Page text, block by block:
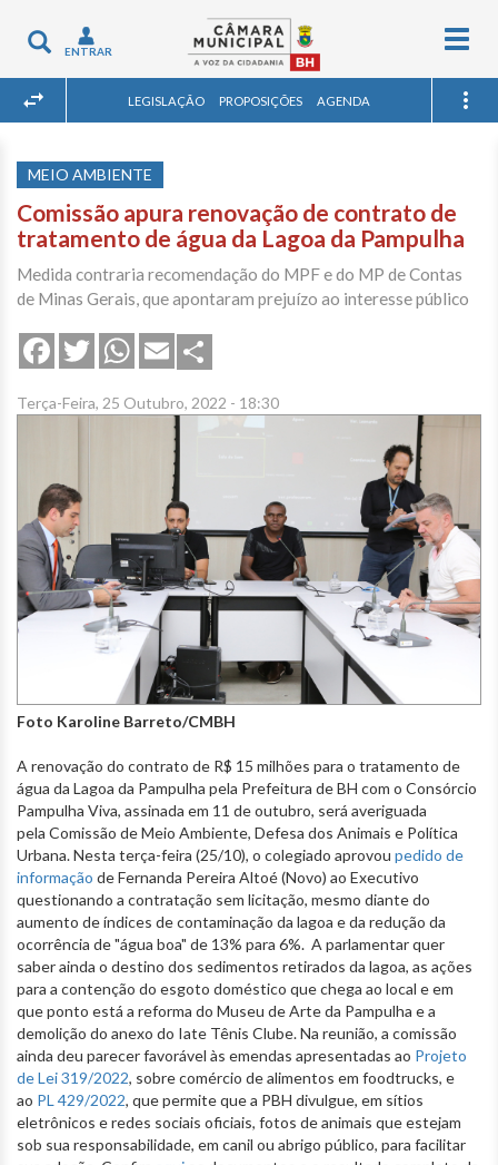
Toggle
navigation
ENTRAR
LEGISLAÇÃO PROPOSIÇÕES AGENDA
MEIO AMBIENTE
Comissão apura renovação de contrato de
tratamento de água da Lagoa da Pampulha
Medida contraria recomendação do MPF e do MP de Contas
de Minas Gerais, que apontaram prejuízo ao interesse público
FacebookTwitterWhatsApp
Email
Terça-Feira, 25 Outubro, 2022 - 18:30
Foto Karoline Barreto/CMBH
A renovação do contrato de R$ 15 milhões para o tratamento de
água da Lagoa da Pampulha pela Prefeitura de BH com o Consórcio
Pampulha Viva, assinada em 11 de outubro, será averiguada
pela Comissão de Meio Ambiente, Defesa dos Animais e Política
Urbana. Nesta terça-feira (25/10), o colegiado aprovou pedido de
informação de Fernanda Pereira Altoé (Novo) ao Executivo
questionando a contratação sem licitação, mesmo diante do
aumento de índices de contaminação da lagoa e da redução da
ocorrência de "água boa" de 13% para 6%. A parlamentar quer
saber ainda o destino dos sedimentos retirados da lagoa, as ações
para a contenção do esgoto doméstico que chega ao local e em
que ponto está a reforma do Museu de Arte da Pampulha e a
demolição do anexo do Iate Tênis Clube. Na reunião, a comissão
ainda deu parecer favorável às emendas apresentadas ao Projeto
de Lei 319/2022, sobre comércio de alimentos em foodtrucks, e
ao PL 429/2022, que permite que a PBH divulgue, em sítios
eletrônicos e redes sociais oficiais, fotos de animais que estejam
sob sua responsabilidade, em canil ou abrigo público, para facilitar